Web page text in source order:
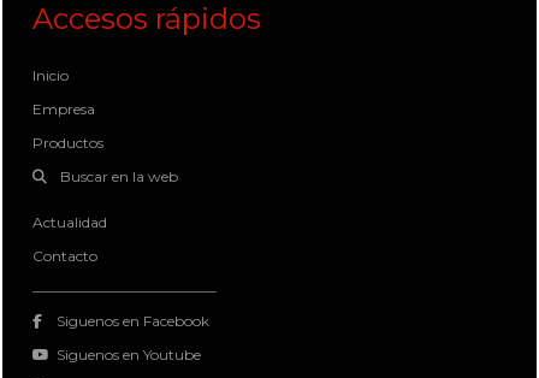
Accesos rápidos
Inicio
Empresa
Productos
Buscar en la web
Actualidad
Contacto
Siguenos en Facebook
Siguenos en Youtube